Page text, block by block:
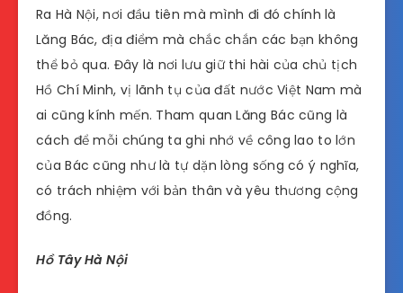
Ra Hà Nội, nơi đầu tiên mà mình đi đó chính là
Lăng Bác, địa điểm mà chắc chắn các bạn không
thể bỏ qua. Đây là nơi lưu giữ thi hài của chủ tịch
Hồ Chí Minh, vị lãnh tụ của đất nước Việt Nam mà
ai cũng kính mến. Tham quan Lăng Bác cũng là
cách để mỗi chúng ta ghi nhớ về công lao to lớn
của Bác cũng như là tự dặn lòng sống có ý nghĩa,
có trách nhiệm với bản thân và yêu thương cộng
đồng.
Hồ Tây Hà Nội